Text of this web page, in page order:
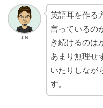
JIN
英語耳を作る
言っているの
き続けるのは
あまり無理せ
いたりしなが
す。